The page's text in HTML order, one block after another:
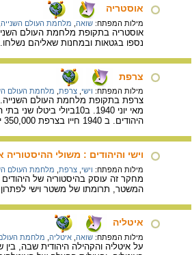
אוסטריה
מילות המפתח: שואה מלחמת העולם השנייה
נספו בגטאות ובמחנות שאליהם נשלחו.
צרפת
מילות המפתח: וישי צרפת מלחמת העולם
צרפת בתקופת מלחמת העולם השנייה.
מאי יוני 1940.
היהודים. ב 1940 חייו בצרפת 350,000 יהודים ומתוכם ניספו 77,000 יהודים בשואה.
וישי והיהודים : משולי
מילות המפתח: וישי צרפת מלחמת העולם
מחקר זה עוסק בהיסטוריה של
המשטר, תרומתו של משטר וישי
איטליה
מילות המפתח: שואה איטליה מלחמת
על איטליה והקהילה היהודית שבה,